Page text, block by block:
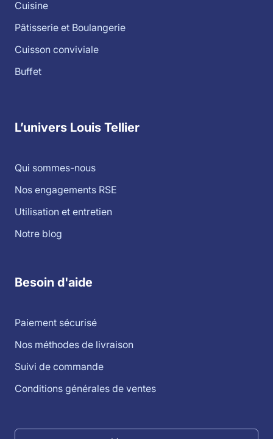
Cuisine
Pâtisserie et Boulangerie
Cuisson conviviale
Buffet
L’univers Louis Tellier
Qui sommes-nous
Nos engagements RSE
Utilisation et entretien
Notre blog
Besoin d'aide
Paiement sécurisé
Nos méthodes de livraison
Suivi de commande
Conditions générales de ventes